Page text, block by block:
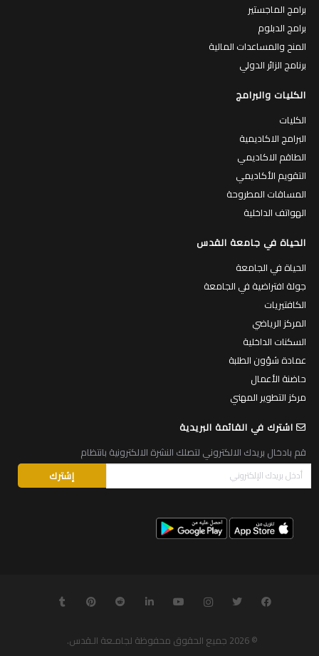
برامج الماجستير
برامج الدبلوم
المنح والمساعدات المالية
برنامج الزائر الدولي
الكليات والبرامج
الكليات
البرامج الاكاديمية
الطاقم الاكاديمي
التقويم الأكاديمي
المساقات المطروحة
الهواتف الداخلية
الحياة في جامعة القدس
الحياة في الجامعة
جولة افتراضية في الجامعة
الكافتيريات
المركز الرياضي
السكنات الداخلية
عمادة شؤون الطلبة
حاضنة الأعمال
مركز التطوير المهني
اشترك في القائمة البريدية
قم بادخال بريدك الالكتروني لتصلك النشرة الالكترونية بانتظام
© 2026 جميع الحقوق محفوظة لجامـعة الـقدس.